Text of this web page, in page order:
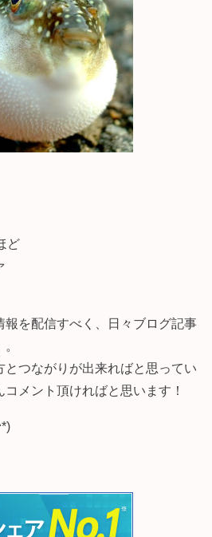
ど
報を配信すべく、日々ブログ記事
とつながりが出来ればと思ってい
メント頂ければと思います！